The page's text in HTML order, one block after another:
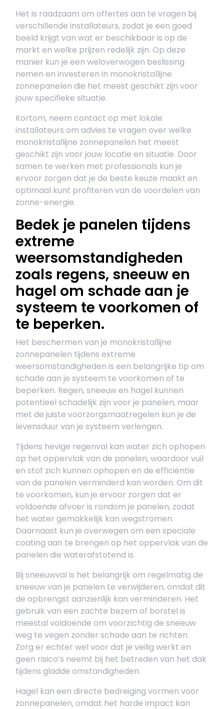
Het is raadzaam om offertes aan te vragen bij
verschillende installateurs, zodat je een goed
beeld krijgt van wat er beschikbaar is op de
markt en welke prijzen redelijk zijn. Op deze
manier kun je een weloverwogen beslissing
nemen en investeren in monokristallijne
zonnepanelen die het meest geschikt zijn voor
jouw specifieke situatie.
Kortom, neem contact op met lokale
installateurs om advies te vragen over welke
monokristallijne zonnepanelen het meest
geschikt zijn voor jouw locatie en situatie. Door
samen te werken met professionals kun je
ervoor zorgen dat je de beste keuze maakt en
optimaal kunt profiteren van de voordelen van
zonne-energie.
Bedek je panelen tijdens
extreme
weersomstandigheden
zoals regens, sneeuw en
hagel om schade aan je
systeem te voorkomen of
te beperken.
Het beschermen van je monokristallijne
zonnepanelen tijdens extreme
weersomstandigheden is een belangrijke tip om
schade aan je systeem te voorkomen of te
beperken. Regen, sneeuw en hagel kunnen
potentieel schadelijk zijn voor je panelen, maar
met de juiste voorzorgsmaatregelen kun je de
levensduur van je systeem verlengen.
Tijdens hevige regenval kan water zich ophopen
op het oppervlak van de panelen, waardoor vuil
en stof zich kunnen ophopen en de efficiëntie
van de panelen verminderd kan worden. Om dit
te voorkomen, kun je ervoor zorgen dat er
voldoende afvoer is rondom je panelen, zodat
het water gemakkelijk kan wegstromen.
Daarnaast kun je overwegen om een speciale
coating aan te brengen op het oppervlak van de
panelen die waterafstotend is.
Bij sneeuwval is het belangrijk om regelmatig de
sneeuw van je panelen te verwijderen, omdat dit
de opbrengst aanzienlijk kan verminderen. Het
gebruik van een zachte bezem of borstel is
meestal voldoende om voorzichtig de sneeuw
weg te vegen zonder schade aan te richten.
Zorg er echter wel voor dat je veilig werkt en
geen risico’s neemt bij het betreden van het dak
tijdens gladde omstandigheden.
Hagel kan een directe bedreiging vormen voor
zonnepanelen, omdat het harde impact kan